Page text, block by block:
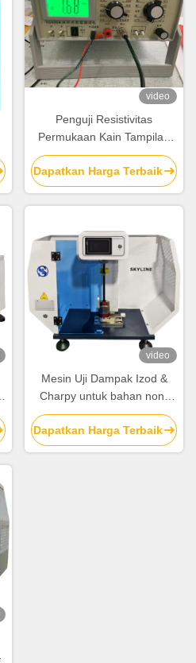
video
Penguji Resistivitas
Permukaan Kain Tampilan
Digital EN 1149-1 / EN 1149-
2 AATCC 76
Dapatkan Harga Terbaik
video
Mesin Uji Dampak Izod &
Charpy untuk bahan non-
logam
Dapatkan Harga Terbaik